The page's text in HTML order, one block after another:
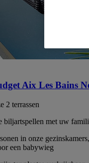
Aix Les Bains
2 terrassen
biljartspellen met uw
in onze
een babywieg